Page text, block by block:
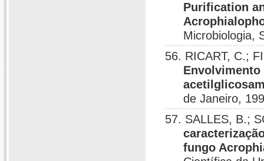
Purification
Microbiologia,
56. RICART, C.;
Envolvimento
de Janeiro,
57. SALLES, B.;
fungo